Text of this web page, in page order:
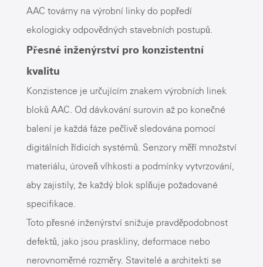
AAC továrny na výrobní linky do popředí
ekologicky odpovědných stavebních postupů.
Přesné inženýrství pro konzistentní
kvalitu
Konzistence je určujícím znakem výrobních linek
bloků AAC. Od dávkování surovin až po konečné
balení je každá fáze pečlivě sledována pomocí
digitálních řídicích systémů. Senzory měří množství
materiálu, úroveň vlhkosti a podmínky vytvrzování,
aby zajistily, že každý blok splňuje požadované
specifikace.
Toto přesné inženýrství snižuje pravděpodobnost
defektů, jako jsou praskliny, deformace nebo
nerovnoměrné rozměry. Stavitelé a architekti se